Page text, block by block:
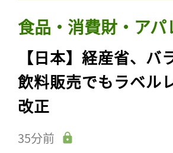
食品・消費財・アパ
【日本】経産省、バ
飲料販売でもラベル
改正
35分前